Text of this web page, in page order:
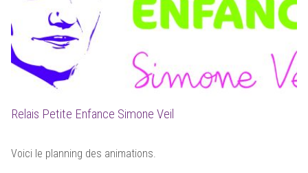
Relais Petite Enfance Simone Veil
Voici le planning des animations.